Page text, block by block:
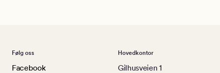
Følg oss
Facebook
Hovedkontor
Gilhusveien 1